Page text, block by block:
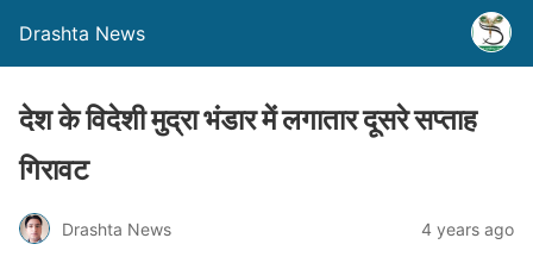
Drashta News
देश के विदेशी मुद्रा भंडार में लगातार दूसरे सप्ताह
गिरावट
Drashta News 4 years ago